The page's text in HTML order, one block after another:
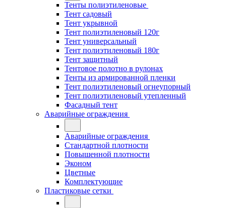
Тенты полиэтиленовые
Тент садовый
Тент укрывной
Тент полиэтиленовый 120г
Тент универсальный
Тент полиэтиленовый 180г
Тент защитный
Тентовое полотно в рулонах
Тенты из армированной пленки
Тент полиэтиленовый огнеупорный
Тент полиэтиленовый утепленный
Фасадный тент
Аварийные ограждения
Аварийные ограждения
Стандартной плотности
Повышенной плотности
Эконом
Цветные
Комплектующие
Пластиковые сетки